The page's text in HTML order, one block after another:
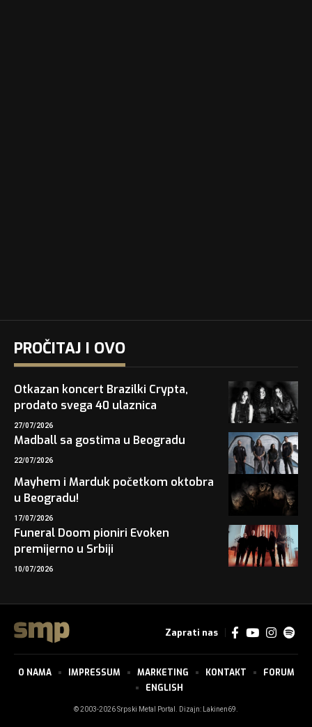
PROČITAJ I OVO
Otkazan koncert Brazilki Crypta,
prodato svega 40 ulaznica
27/07/2026
Madball sa gostima u Beogradu
22/07/2026
Mayhem i Marduk početkom oktobra
u Beogradu!
17/07/2026
Funeral Doom pioniri Evoken
premijerno u Srbiji
10/07/2026
Zaprati nas
© 2003-2026 Srpski Metal Portal. Dizajn: Lakinen69.
O NAMA IMPRESSUM MARKETING KONTAKT
FORUM
ENGLISH